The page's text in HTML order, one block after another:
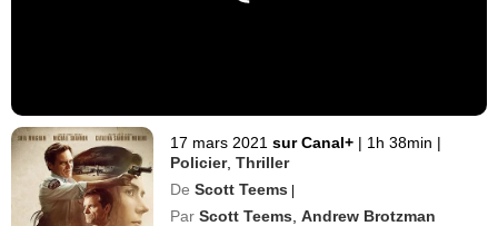
17 mars 2021 sur Canal+ | 1h 38min |
Policier,Thriller
De Scott Teems |
Par Scott Teems ,Andrew Brotzman